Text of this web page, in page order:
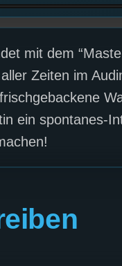
mit dem
Zeiten im
ein spontanes-